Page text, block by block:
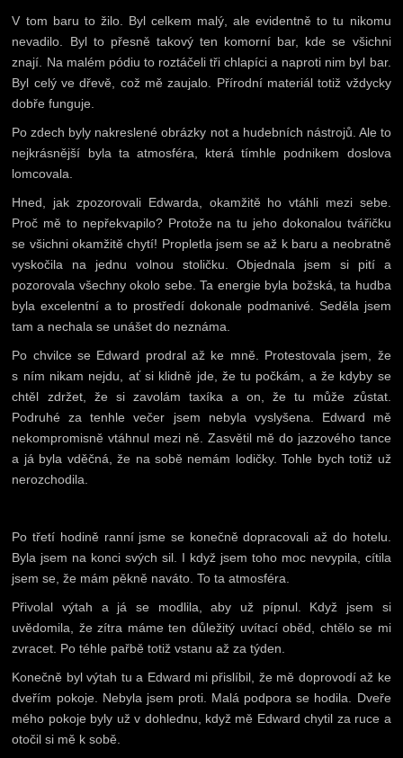
V tom baru to žilo. Byl celkem malý, ale evidentně to tu nikomu
nevadilo. Byl to přesně takový ten komorní bar, kde se všichni
znají. Na malém pódiu to roztáčeli tři chlapíci a naproti nim byl bar.
Byl celý ve dřevě, což mě zaujalo. Přírodní materiál totiž vždycky
dobře funguje.
Po zdech byly nakreslené obrázky not a hudebních nástrojů. Ale to
nejkrásnější byla ta atmosféra, která tímhle podnikem doslova
lomcovala.
Hned, jak zpozorovali Edwarda, okamžitě ho vtáhli mezi sebe.
Proč mě to nepřekvapilo? Protože na tu jeho dokonalou tvářičku
se všichni okamžitě chytí! Propletla jsem se až k baru a neobratně
vyskočila na jednu volnou stoličku. Objednala jsem si pití a
pozorovala všechny okolo sebe. Ta energie byla božská, ta hudba
byla excelentní a to prostředí dokonale podmanivé. Seděla jsem
tam a nechala se unášet do neznáma.
Po chvilce se Edward prodral až ke mně. Protestovala jsem, že
s ním nikam nejdu, ať si klidně jde, že tu počkám, a že kdyby se
chtěl zdržet, že si zavolám taxíka a on, že tu může zůstat.
Podruhé za tenhle večer jsem nebyla vyslyšena. Edward mě
nekompromisně vtáhnul mezi ně. Zasvětil mě do jazzového tance
a já byla vděčná, že na sobě nemám lodičky. Tohle bych totiž už
nerozchodila.
Po třetí hodině ranní jsme se konečně dopracovali až do hotelu.
Byla jsem na konci svých sil. I když jsem toho moc nevypila, cítila
jsem se, že mám pěkně naváto. To ta atmosféra.
Přivolal výtah a já se modlila, aby už pípnul. Když jsem si
uvědomila, že zítra máme ten důležitý uvítací oběd, chtělo se mi
zvracet. Po téhle pařbě totiž vstanu až za týden.
Konečně byl výtah tu a Edward mi přislíbil, že mě doprovodí až ke
dveřím pokoje. Nebyla jsem proti. Malá podpora se hodila. Dveře
mého pokoje byly už v dohlednu, když mě Edward chytil za ruce a
otočil si mě k sobě.